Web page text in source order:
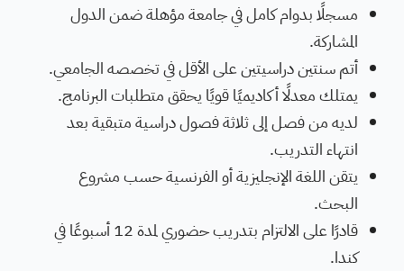
مسجلًا بدوام كامل في جامعة مؤهلة ضمن الدول
المشاركة.
أتم سنتين دراسيتين على الأقل في تخصصه الجامعي.
يمتلك معدلًا أكاديميًا قويًا يحقق متطلبات البرنامج.
لديه من فصل إلى ثلاثة فصول دراسية متبقية بعد
انتهاء التدريب.
يتقن اللغة الإنجليزية أو الفرنسية حسب مشروع
البحث.
قادرًا على الالتزام بتدريب حضوري لمدة 12 أسبوعًا في
كندا.